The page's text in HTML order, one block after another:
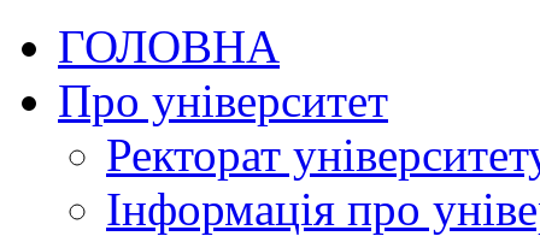
ГОЛОВНА
Про університет
Ректорат
Інформація про